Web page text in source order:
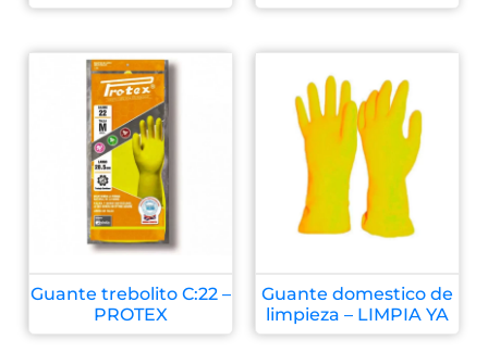
Guante trebolito C:22 –
PROTEX
Guante domestico de
limpieza – LIMPIA YA